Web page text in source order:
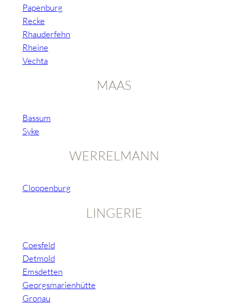
Papenburg
Recke
Rhauderfehn
Rheine
Vechta
MAAS
Bassum
Syke
WERRELMANN
Cloppenburg
LINGERIE
Coesfeld
Detmold
Emsdetten
Georgsmarienhütte
Gronau